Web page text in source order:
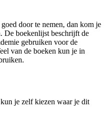
door te nemen, dan kom je
De boekenlijst beschrijft de
gebruiken voor de
van de boeken kun je in
je zelf kiezen waar je dit